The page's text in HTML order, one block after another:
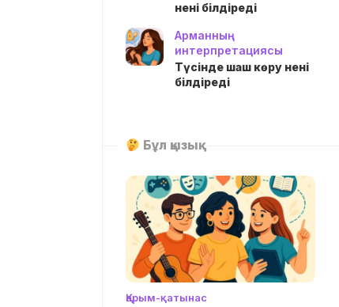
нені білдіреді
Арманның
интерпретациясы
Түсінде шаш көру нені
білдіреді
Бұл қызық
Қарым-қатынас